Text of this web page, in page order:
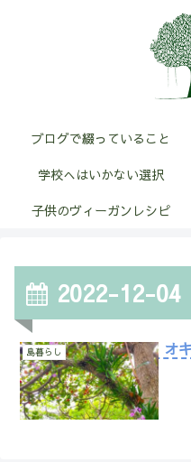
ブログで綴っていること
学校へはいかない選択
子供のヴィーガンレシピ
2022-12-04
島暮らし オ